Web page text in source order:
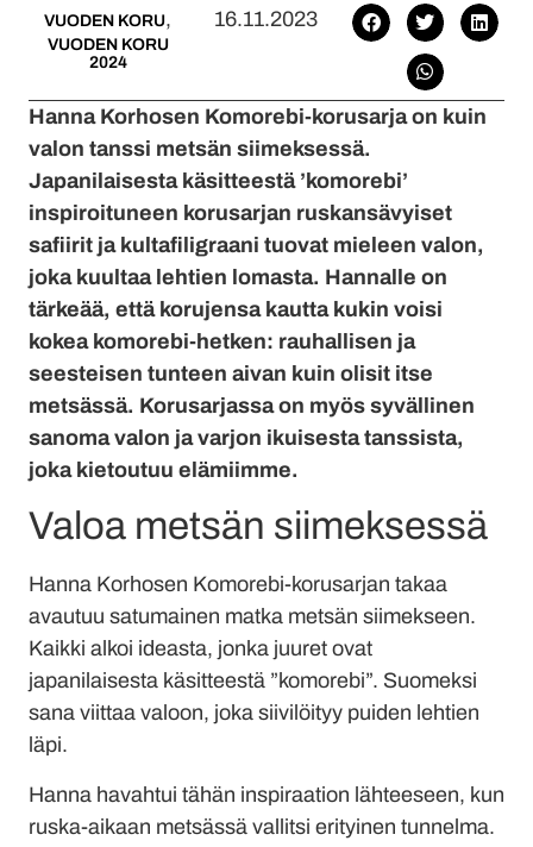
VUODEN KORU,
VUODEN KORU
2024
16.11.2023
Hanna Korhosen Komorebi-korusarja on kuin
valon tanssi metsän siimeksessä.
Japanilaisesta käsitteestä ’komorebi’
inspiroituneen korusarjan ruskansävyiset
safiirit ja kultafiligraani tuovat mieleen valon,
joka kuultaa lehtien lomasta. Hannalle on
tärkeää, että korujensa kautta kukin voisi
kokea komorebi-hetken: rauhallisen ja
seesteisen tunteen aivan kuin olisit itse
metsässä. Korusarjassa on myös syvällinen
sanoma valon ja varjon ikuisesta tanssista,
joka kietoutuu elämiimme.
Valoa metsän siimeksessä
Hanna Korhosen Komorebi-korusarjan takaa
avautuu satumainen matka metsän siimekseen.
Kaikki alkoi ideasta, jonka juuret ovat
japanilaisesta käsitteestä ”komorebi”. Suomeksi
sana viittaa valoon, joka siivilöityy puiden lehtien
läpi.
Hanna havahtui tähän inspiraation lähteeseen, kun
ruska-aikaan metsässä vallitsi erityinen tunnelma.